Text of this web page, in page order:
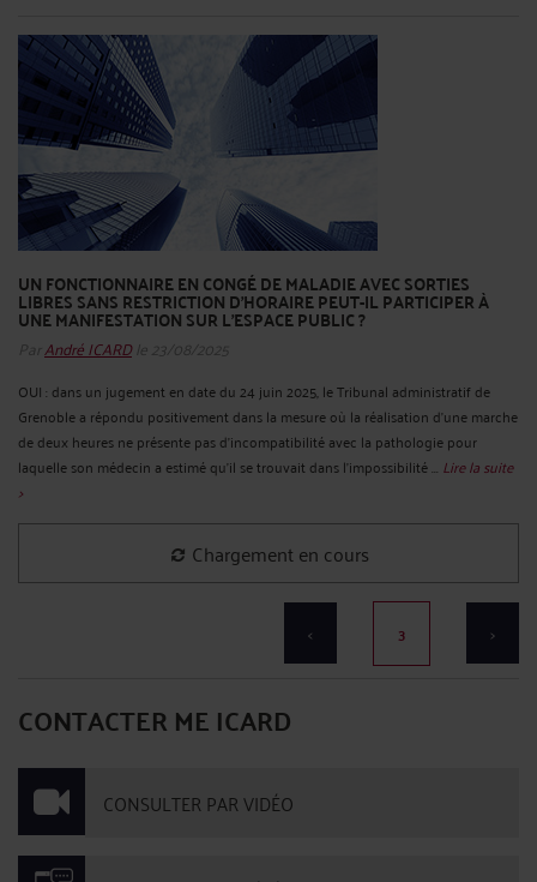
UN FONCTIONNAIRE EN CONGÉ DE MALADIE AVEC SORTIES
LIBRES SANS RESTRICTION D’HORAIRE PEUT-IL PARTICIPER À
UNE MANIFESTATION SUR L'ESPACE PUBLIC ?
ParAndré ICARDle 23/08/2025
OUI : dans un jugement en date du 24 juin 2025, le Tribunal administratif de
Grenoble a répondu positivement dans la mesure où la réalisation d'une marche
de deux heures ne présente pas d'incompatibilité avec la pathologie pour
laquelle son médecin a estimé qu'il se trouvait dans l'impossibilité ... Lire la suite
>
LE JUGE ADMINISTRATIF PEUT-IL CONSULTER UN SITE INTERNET
LIBREMENT ACCESSIBLE AU PUBLIC POUR CONFORTER SON
APPRÉCIATION DES PIÈCES D’UN DOSSIER ?
ParAndré ICARD